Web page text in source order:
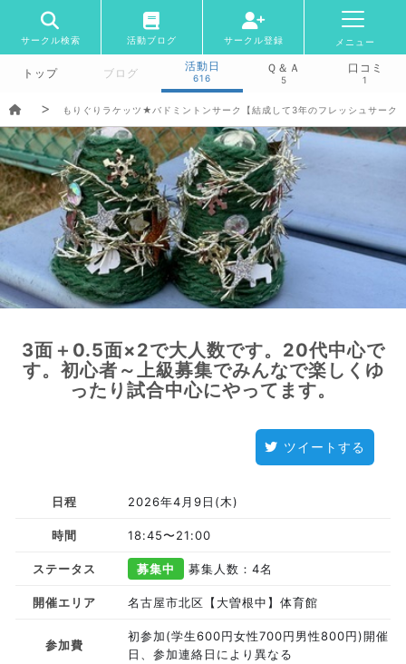
サークル検索 活動ブログ サークル登録 メニュー
トップ ブログ
活動日
616
Ｑ＆Ａ
5
口コミ
1
もりぐりラケッツ★バドミントンサーク【結成して3年のフレッシュサーク
3面＋0.5面×2で大人数です。20代中心で
す。初心者～上級募集でみんなで楽しくゆ
ったり試合中心にやってます。
ツイートする
日程 2026年4月9日(木)
時間 18:45〜21:00
ステータス 募集中 募集人数：4名
開催エリア 名古屋市北区【大曽根中】体育館
参加費
初参加(学生600円女性700円男性800円)開催
日、参加連絡日により異なる